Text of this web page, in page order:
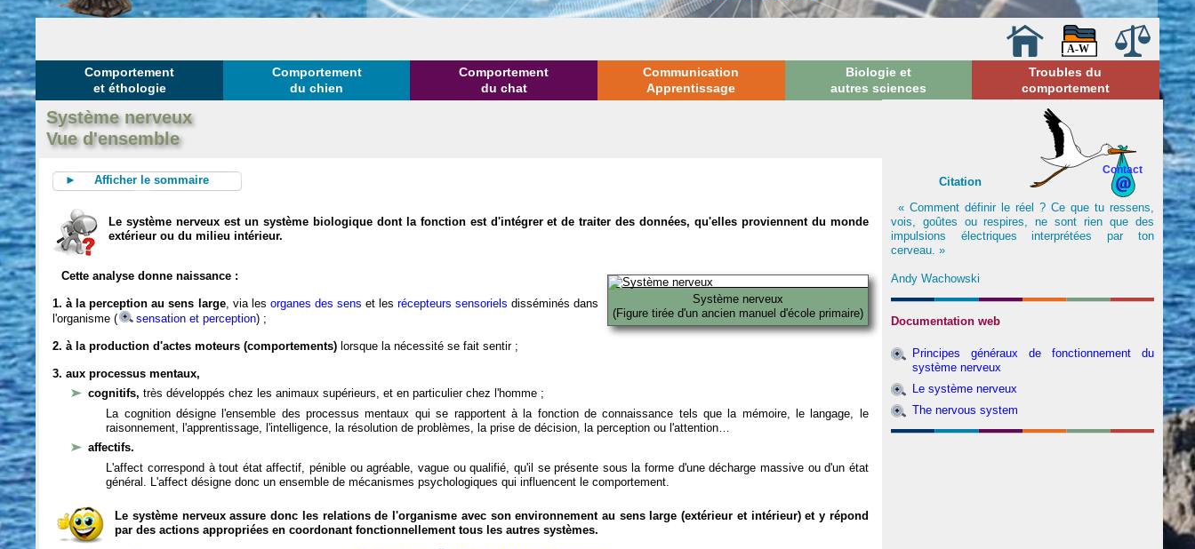
Comportement
et éthologie
Comportement
du chien
Comportement
du chat
Communication
Apprentissage
Biologie et
autres sciences
Troubles du
comportement
Système nerveux
Vue d'ensemble
► Afficher le sommaire
Le système nerveux est un système biologique dont la fonction est d'intégrer et de traiter des données, qu'elles proviennent du monde
extérieur ou du milieu intérieur.
Système nerveux
(Figure tirée d'un ancien manuel d'école primaire)
Cette analyse donne naissance :
1. à la perception au sens large, via les organes des sens et les récepteurs sensoriels disséminés dans
l'organisme (
sensation et perception) ;
2. à la production d'actes moteurs (comportements) lorsque la nécessité se fait sentir ;
3. aux processus mentaux,
cognitifs,très développés chez les animaux supérieurs, et en particulier chez l'homme ;
La cognition désigne l'ensemble des processus mentaux qui se rapportent à la fonction de connaissance tels que la mémoire, le langage, le
raisonnement, l'apprentissage, l'intelligence, la résolution de problèmes, la prise de décision, la perception ou l'attention…
affectifs.
L'affect correspond à tout état affectif, pénible ou agréable, vague ou qualifié, qu'il se présente sous la forme d'une décharge massive ou d'un état
général. L'affect désigne donc un ensemble de mécanismes psychologiques qui influencent le comportement.
Le système nerveux assure donc les relations de l'organisme avec son environnement au sens large (extérieur et intérieur) et y répond
par des actions appropriées en coordonant fonctionnellement tous les autres systèmes.
Contact
Citation
« Comment définir le réel ? Ce que tu ressens,
vois, goûtes ou respires, ne sont rien que des
impulsions électriques interprétées par ton
cerveau. »
Andy Wachowski
Documentation web
Principes généraux de fonctionnement du
système nerveux
Le système nerveux
The nervous system